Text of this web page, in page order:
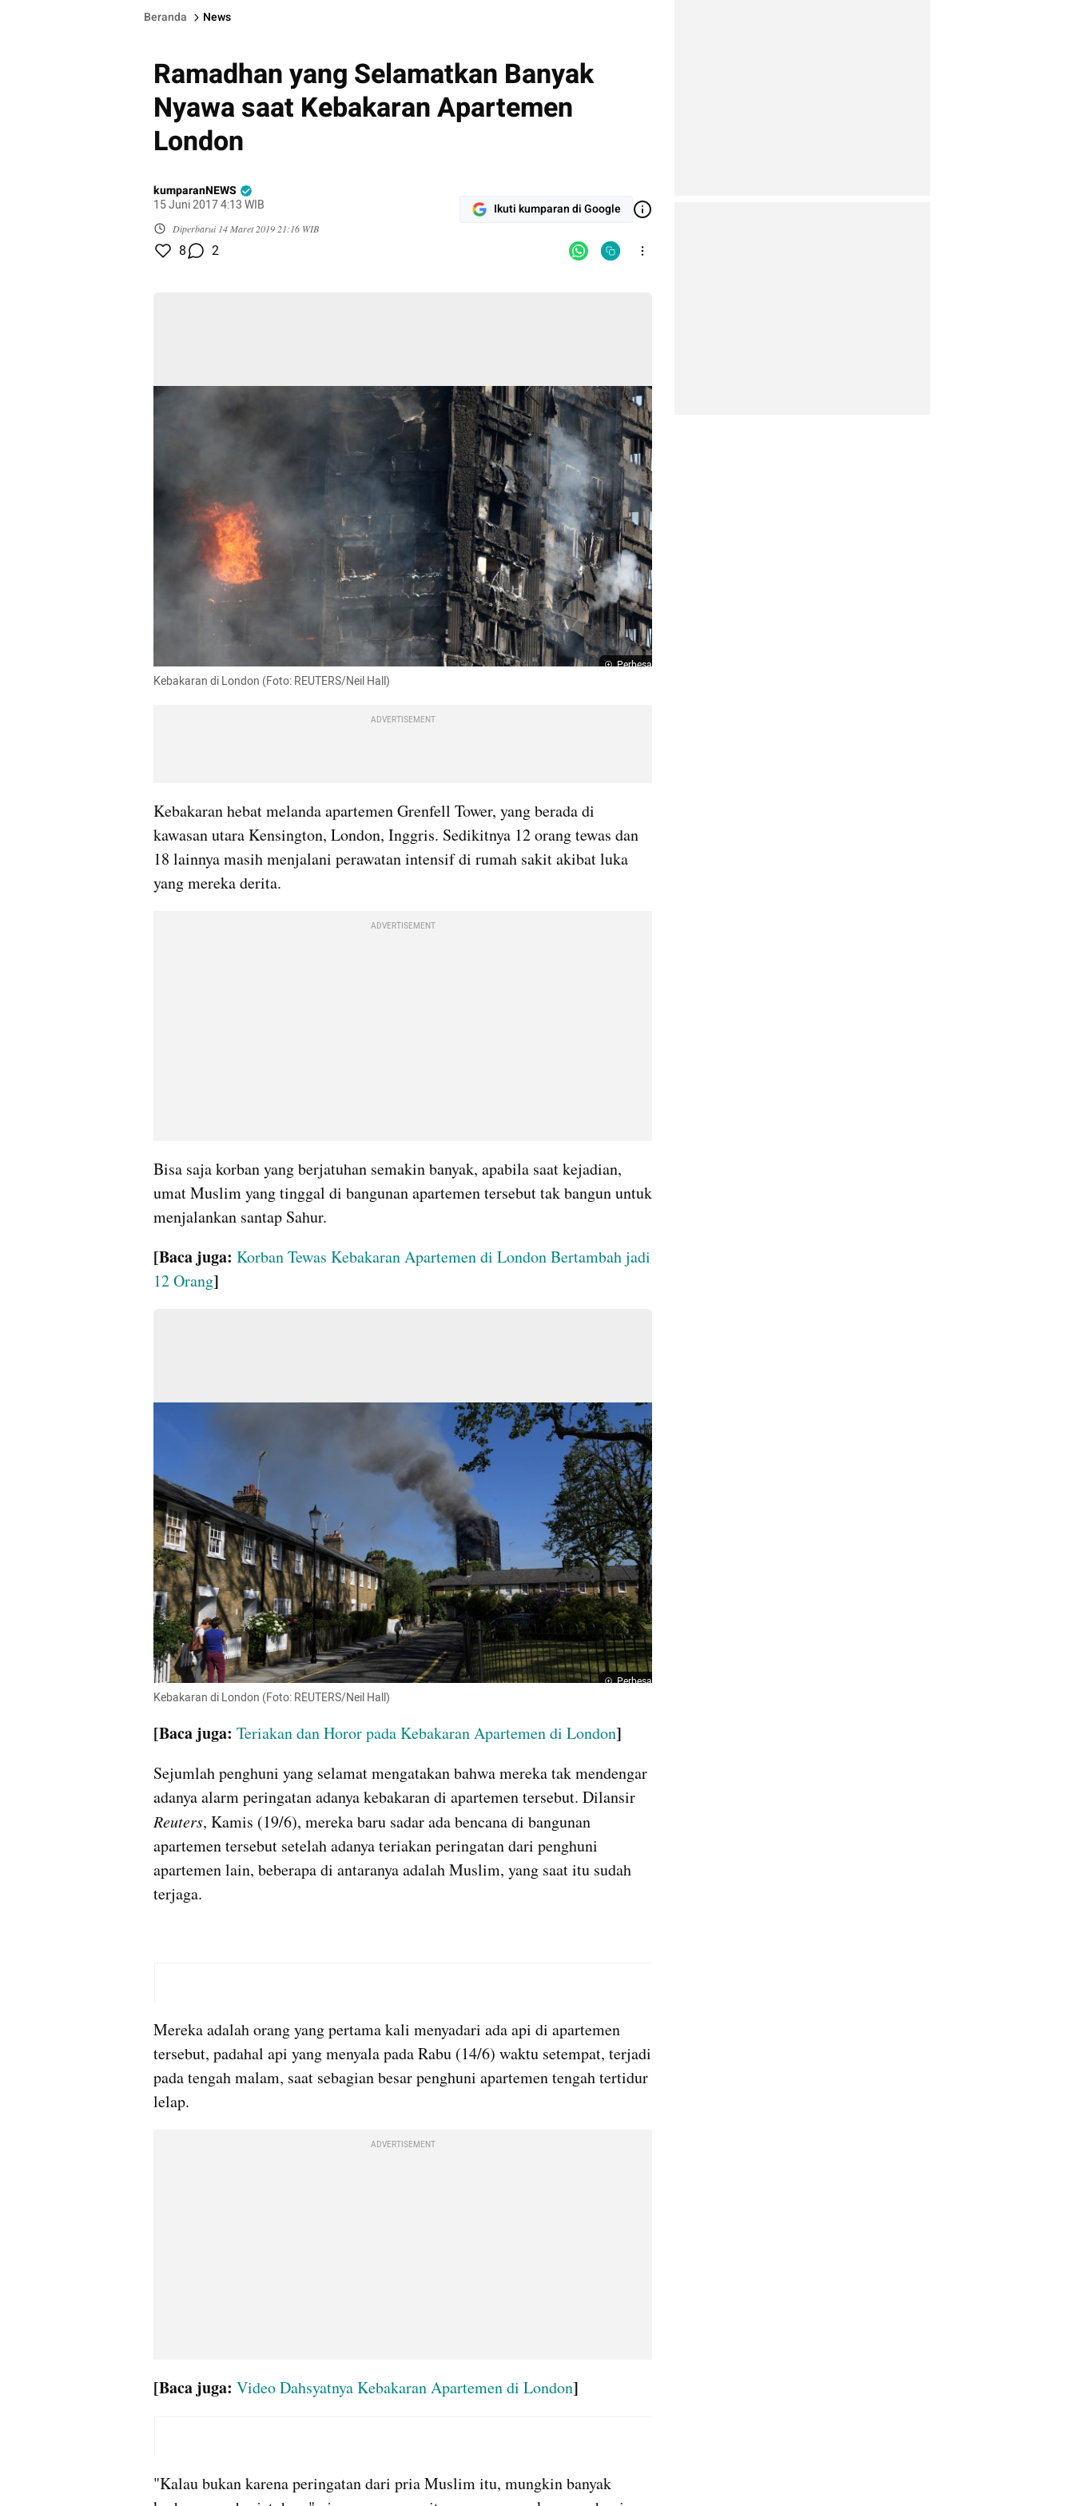
Beranda News
Ramadhan yang Selamatkan Banyak
Nyawa saat Kebakaran Apartemen
London
kumparanNEWS
15 Juni 2017 4:13 WIB
Diperbarui 14 Maret 2019 21:16 WIB
Ikuti kumparan di Google
8 2
Perbesar
Kebakaran di London (Foto: REUTERS/Neil Hall)
ADVERTISEMENT
Kebakaran hebat melanda apartemen Grenfell Tower, yang berada di
kawasan utara Kensington, London, Inggris. Sedikitnya 12 orang tewas dan
18 lainnya masih menjalani perawatan intensif di rumah sakit akibat luka
yang mereka derita.
ADVERTISEMENT
Bisa saja korban yang berjatuhan semakin banyak, apabila saat kejadian,
umat Muslim yang tinggal di bangunan apartemen tersebut tak bangun untuk
menjalankan santap Sahur.
[Baca juga: Korban Tewas Kebakaran Apartemen di London Bertambah jadi
12 Orang]
Perbesar
Kebakaran di London (Foto: REUTERS/Neil Hall)
[Baca juga: Teriakan dan Horor pada Kebakaran Apartemen di London]
Sejumlah penghuni yang selamat mengatakan bahwa mereka tak mendengar
Reuters, Kamis (19/6), mereka baru sadar ada bencana di bangunan
apartemen tersebut setelah adanya teriakan peringatan dari penghuni
apartemen lain, beberapa di antaranya adalah Muslim, yang saat itu sudah
terjaga.
Mereka adalah orang yang pertama kali menyadari ada api di apartemen
tersebut, padahal api yang menyala pada Rabu (14/6) waktu setempat, terjadi
pada tengah malam, saat sebagian besar penghuni apartemen tengah tertidur
lelap.
ADVERTISEMENT
[Baca juga: Video Dahsyatnya Kebakaran Apartemen di London]
"Kalau bukan karena peringatan dari pria Muslim itu, mungkin banyak